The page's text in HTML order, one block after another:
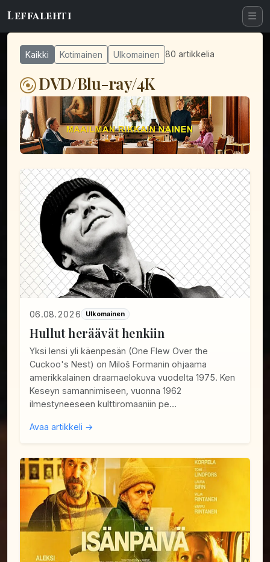
Leffalehti
Kaikki Kotimainen Ulkomainen 80 artikkelia
DVD/Blu-ray/4K
06.08.2026 Ulkomainen
Hullut heräävät henkiin
Yksi lensi yli käenpesän (One Flew Over the
Cuckoo's Nest) on Miloš Formanin ohjaama
amerikkalainen draamaelokuva vuodelta 1975. Ken
Keseyn samannimiseen, vuonna 1962
ilmestyneeseen kulttiromaaniin pe…
Avaa artikkeli →